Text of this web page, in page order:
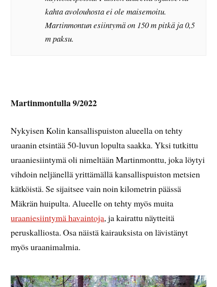
kahta avolouhosta ei ole maisemoitu.
Martinmontun esiintymä on 150 m pitkä ja 0,5
m paksu.
Martinmontulla 9/2022
Nykyisen Kolin kansallispuiston alueella on tehty
uraanin etsintää 50-luvun lopulta saakka. Yksi tutkittu
uraaniesiintymä oli nimeltään Martinmonttu, joka löytyi
vihdoin neljänellä yrittämällä kansallispuiston metsien
kätköistä. Se sijaitsee vain noin kilometrin päässä
Mäkrän huipulta. Alueelle on tehty myös muita
uraaniesiintymä havaintoja, ja kairattu näytteitä
peruskalliosta. Osa näistä kairauksista on lävistänyt
myös uraanimalmia.